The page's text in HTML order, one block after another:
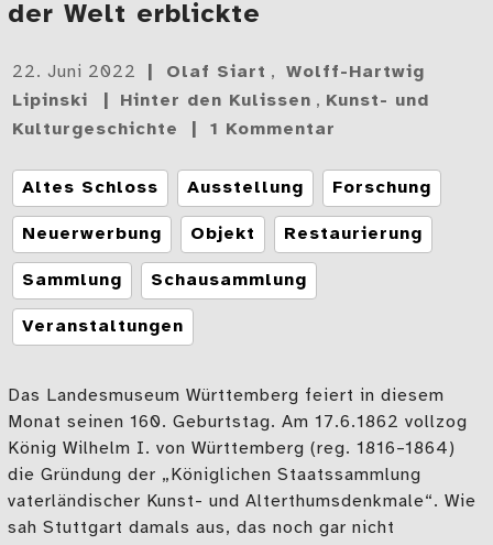
der Welt erblickte
Gepostet
am
22. Juni 2022 Olaf Siart ,
Wolff-Hartwig
Lipinski
Hinter den Kulissen , Kunst- und
Kulturgeschichte
1 Kommentar
Tags
Altes Schloss Ausstellung Forschung
Neuerwerbung Objekt Restaurierung
Sammlung Schausammlung
Veranstaltungen
Das Landesmuseum Württemberg feiert in diesem
Monat seinen 160. Geburtstag. Am 17.6.1862 vollzog
König Wilhelm I. von Württemberg (reg. 1816–1864)
die Gründung der „Königlichen Staatssammlung
vaterländischer Kunst- und Alterthumsdenkmale“. Wie
sah Stuttgart damals aus, das noch gar nicht